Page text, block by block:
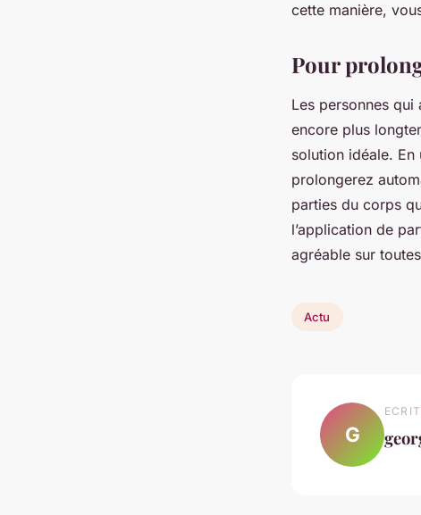
cette manière,
Pour
Les personnes
encore plus
solution idéale.
prolongerez
parties du corps
l’application de
agréable sur
Actu
G